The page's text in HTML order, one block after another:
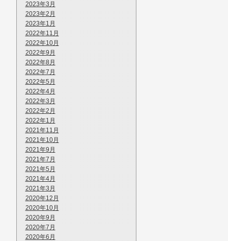
2023年3月
2023年2月
2023年1月
2022年11月
2022年10月
2022年9月
2022年8月
2022年7月
2022年5月
2022年4月
2022年3月
2022年2月
2022年1月
2021年11月
2021年10月
2021年9月
2021年7月
2021年5月
2021年4月
2021年3月
2020年12月
2020年10月
2020年9月
2020年7月
2020年6月